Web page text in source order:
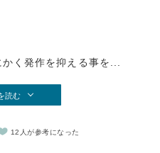
く発作を抑える事を...
読む
12人が参考になった